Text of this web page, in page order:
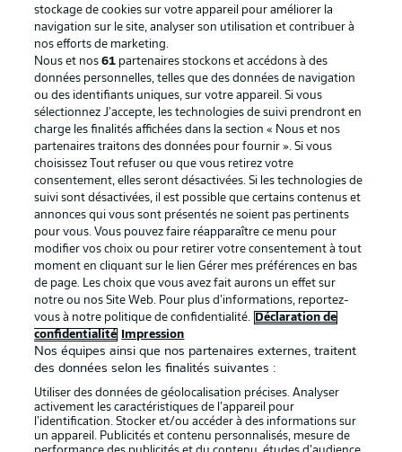
La publicité Conditions d’utilisation des
Mentions Légales Gérer mes préférences
Déclaration de
confidentialité
Diffuseurs
Travaux Contact
Impression Joueurs
stockage de cookies sur votre appareil pour améliorer la
navigation sur le site, analyser son utilisation et contribuer à
nos efforts de marketing.
Nous et nos61 partenaires stockons et accédons à des
données personnelles, telles que des données de navigation
ou des identifiants uniques, sur votre appareil. Si vous
sélectionnez J'accepte, les technologies de suivi prendront en
charge les finalités affichées dans la section « Nous et nos
partenaires traitons des données pour fournir ». Si vous
choisissez Tout refuser ou que vous retirez votre
consentement, elles seront désactivées. Si les technologies de
suivi sont désactivées, il est possible que certains contenus et
annonces qui vous sont présentés ne soient pas pertinents
pour vous. Vous pouvez faire réapparaître ce menu pour
modifier vos choix ou pour retirer votre consentement à tout
moment en cliquant sur le lien Gérer mes préférences en bas
de page. Les choix que vous avez fait aurons un effet sur
notre ou nos Site Web. Pour plus d’informations, reportez-
vous à notre politique de confidentialité.
Déclaration de
confidentialité
Impression
Nos équipes ainsi que nos partenaires externes, traitent
des données selon les finalités suivantes :
Utiliser des données de géolocalisation précises. Analyser
activement les caractéristiques de l’appareil pour
l’identification. Stocker et/ou accéder à des informations sur
un appareil. Publicités et contenu personnalisés, mesure de